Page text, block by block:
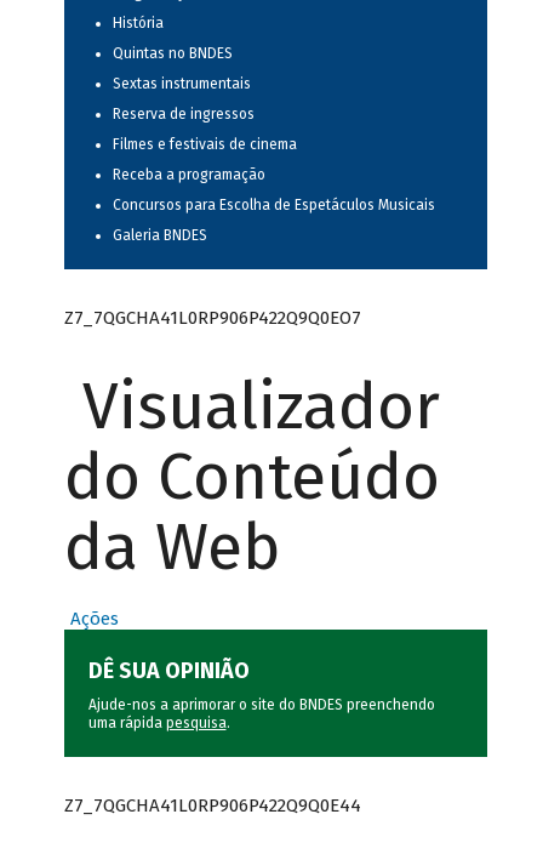
História
Quintas no BNDES
Sextas instrumentais
Reserva de ingressos
Filmes e festivais de cinema
Receba a programação
Concursos para Escolha de Espetáculos Musicais
Galeria BNDES
Z7_7QGCHA41L0RP906P422Q9Q0EO7
Visualizador
do Conteúdo
da Web
Ações
DÊ SUA OPINIÃO
Ajude-nos a aprimorar o site do BNDES preenchendo
uma rápida pesquisa.
Z7_7QGCHA41L0RP906P422Q9Q0E44